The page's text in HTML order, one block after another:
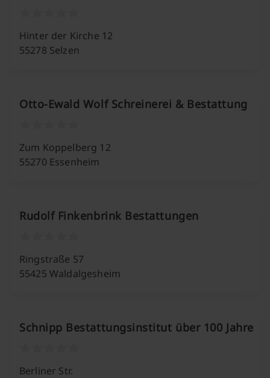
Hinter der Kirche 12
55278 Selzen
Otto-Ewald Wolf Schreinerei & Bestattung
Zum Koppelberg 12
55270 Essenheim
Rudolf Finkenbrink Bestattungen
Ringstraße 57
55425 Waldalgesheim
Schnipp Bestattungsinstitut über 100 Jahre
Berliner Str.